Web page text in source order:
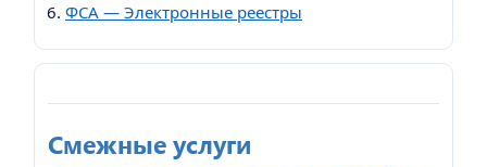
ФСА — Электронные реестры
Смежные услуги